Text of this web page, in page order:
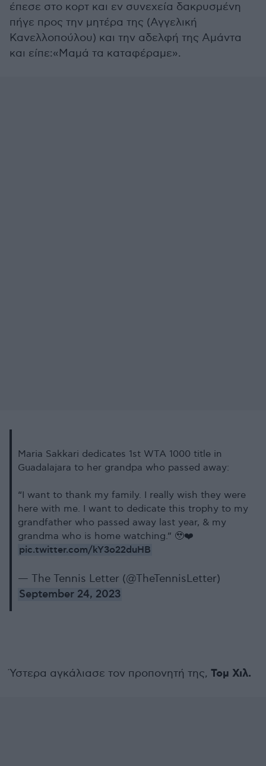
έπεσε στο κορτ και εν συνεχεία δακρυσμένη
πήγε προς την μητέρα της (Αγγελική
Κανελλοπούλου) και την αδελφή της Αμάντα
και είπε:«Μαμά τα καταφέραμε».
Maria Sakkari dedicates 1st WTA 1000 title in
Guadalajara to her grandpa who passed away:
“I want to thank my family. I really wish they were
here with me. I want to dedicate this trophy to my
grandfather who passed away last year, & my
grandma who is home watching.” 🥹❤️
pic.twitter.com/kY3o22duHB
— The Tennis Letter (@TheTennisLetter)
September 24, 2023
Ύστερα αγκάλιασε τον προπονητή της, Τομ Χιλ.